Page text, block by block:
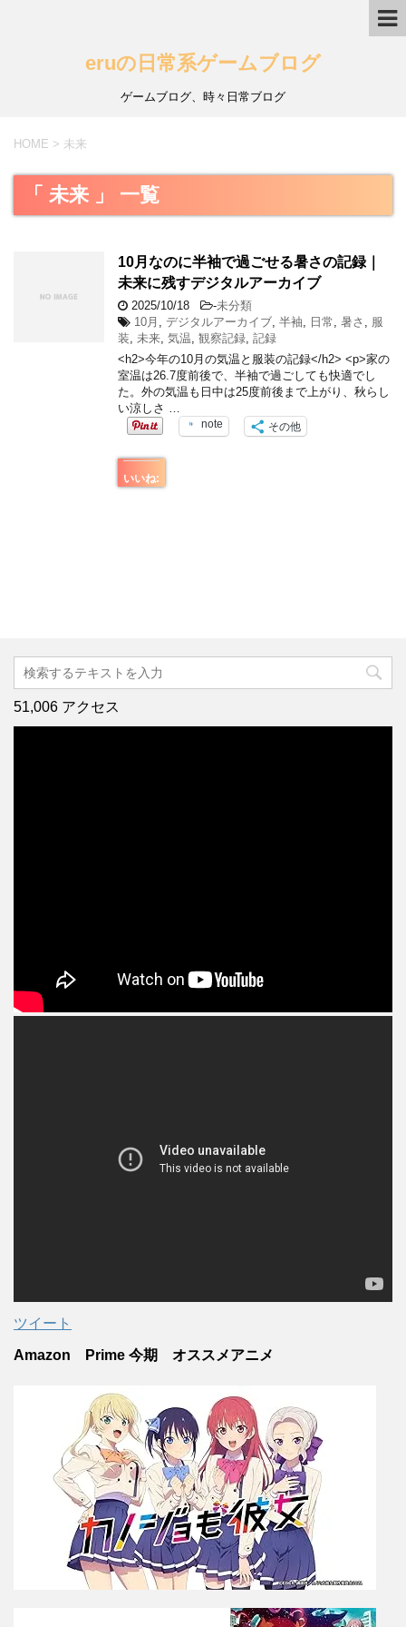
eruの日常系ゲームブログ
ゲームブログ、時々日常ブログ
HOME > 未来
「 未来 」 一覧
10月なのに半袖で過ごせる暑さの記録｜
未来に残すデジタルアーカイブ
2025/10/18 -未分類
10月
デジタルアーカイブ 半袖 日常 暑さ
服
装
未来 気温 観察記録 記録
<h2>今年の10月の気温と服装の記録</h2> <p>家の
室温は26.7度前後で、半袖で過ごしても快適でし
た。外の気温も日中は25度前後まで上がり、秋らし
い涼しさ …
note その他
いいね:
51,006 アクセス
ツイート
Amazon Prime 今期 オススメアニメ